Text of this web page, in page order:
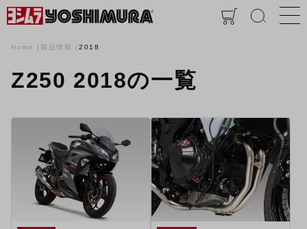
Home 製品情報 2018
Z250 2018の一覧